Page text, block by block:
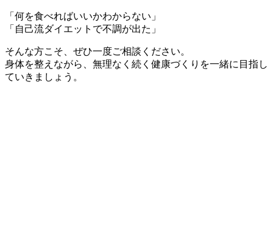
「何を食べればいいかわからない」
「自己流ダイエットで不調が出た」
そんな方こそ、ぜひ一度ご相談ください。
身体を整えながら、無理なく続く健康づくりを一緒に目指し
ていきましょう。